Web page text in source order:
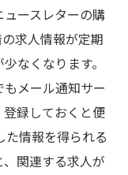
ースレターの購
求人情報が定期
なくなります。
メール通知サー
録しておくと便
た情報を得られる
関連する求人が